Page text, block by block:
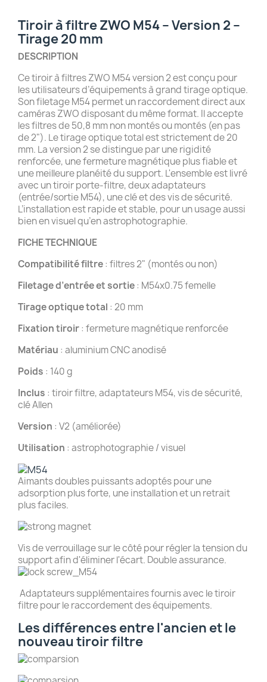
Tiroir à filtre ZWO M54 – Version 2 –
Tirage 20 mm
DESCRIPTION
Ce tiroir à filtres ZWO M54 version 2 est conçu pour
les utilisateurs d’équipements à grand tirage optique.
Son filetage M54 permet un raccordement direct aux
caméras ZWO disposant du même format. Il accepte
les filtres de 50,8 mm non montés ou montés (en pas
de 2"). Le tirage optique total est strictement de 20
mm. La version 2 se distingue par une rigidité
renforcée, une fermeture magnétique plus fiable et
une meilleure planéité du support. L'ensemble est livré
avec un tiroir porte-filtre, deux adaptateurs
(entrée/sortie M54), une clé et des vis de sécurité.
L’installation est rapide et stable, pour un usage aussi
bien en visuel qu’en astrophotographie.
FICHE TECHNIQUE
Compatibilité filtre: filtres 2" (montés ou non)
Filetage d’entrée et sortie: M54x0.75 femelle
Tirage optique total : 20 mm
Fixation tiroir: fermeture magnétique renforcée
Matériau : aluminium CNC anodisé
Poids : 140 g
Inclus : tiroir filtre, adaptateurs M54, vis de sécurité,
clé Allen
Version : V2 (améliorée)
Utilisation : astrophotographie / visuel
Aimants doubles puissants adoptés pour une
adsorption plus forte, une installation et un retrait
plus faciles.
Vis de verrouillage sur le côté pour régler la tension du
support afin d'éliminer l'écart. Double assurance.
Adaptateurs supplémentaires fournis avec le tiroir
filtre pour le raccordement des équipements.
Les différences entre l'ancien et le
nouveau tiroir filtre